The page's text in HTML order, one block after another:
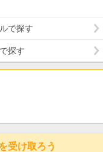
で探す
探す
受け取ろう